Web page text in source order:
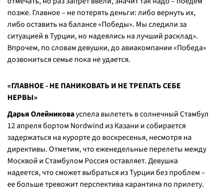
позже. Главное – не потерять деньги: либо вернуть их,
либо оставить на балансе «Победы». Мы следили за
ситуацией в Турции, но надеялись на лучший расклад».
Впрочем, по словам девушки, до авиакомпании «Победа»
дозвониться семье пока не удается.
«ГЛАВНОЕ - НЕ ПАНИКОВАТЬ И НЕ ТРЕПАТЬ СЕБЕ
НЕРВЫ»
Дарья Олейниковауспела вылететь в солнечный Стамбул
12 апреля бортом Nordwind из Казани и собирается
задержаться на курорте до воскресенья, несмотря на
директивы. Отметим, что еженедельные перелеты между
Москвой и Стамбулом Россия оставляет. Девушка
надеется, что сможет выбраться из Турции без проблем –
ее больше тревожит перспектива карантина по прилету.